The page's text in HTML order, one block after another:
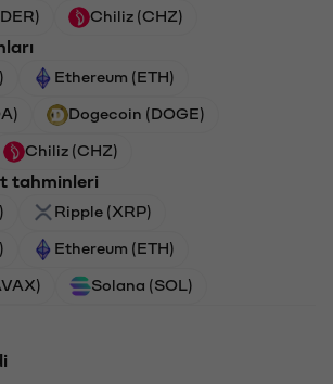
Chiliz (CHZ)
Ethereum (ETH)
Dogecoin (DOGE)
Chiliz (CHZ)
tahminleri
Ripple (XRP)
Ethereum (ETH)
Solana (SOL)